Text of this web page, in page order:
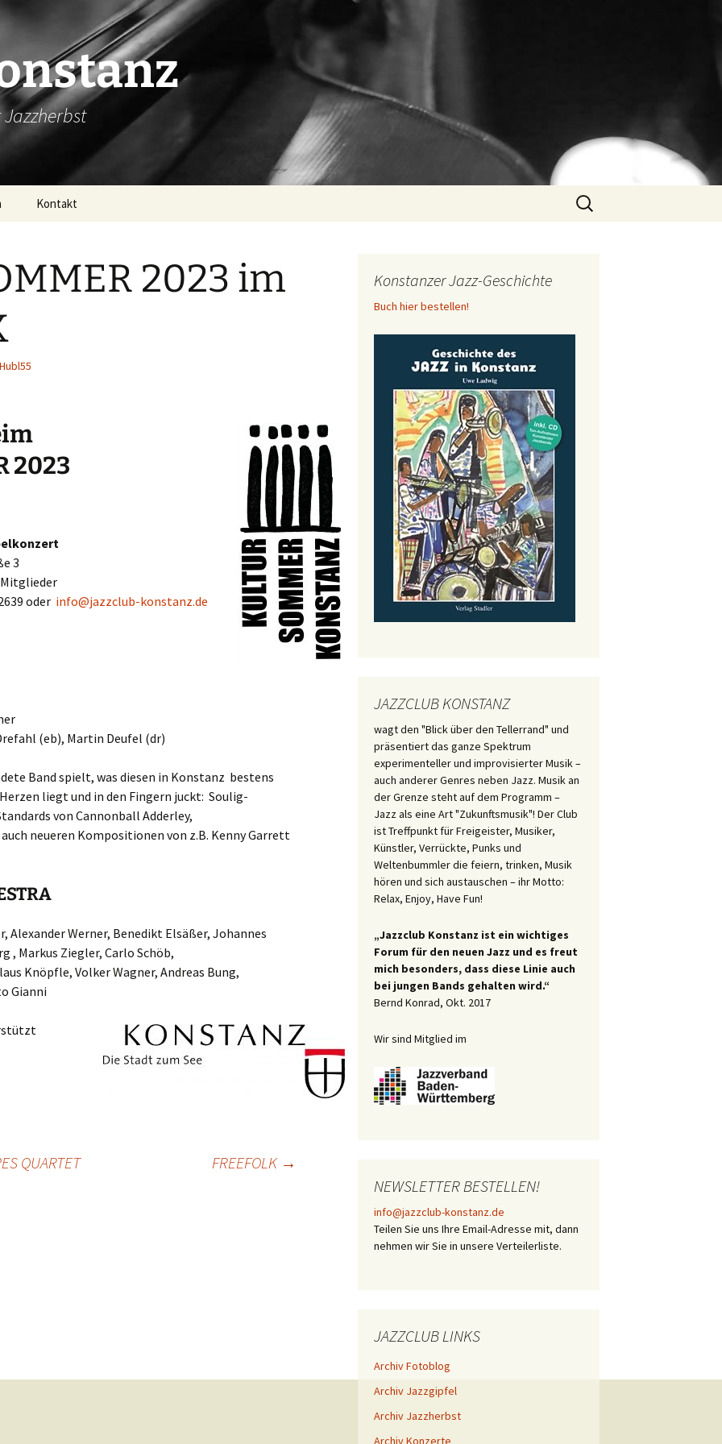
Kontakt
Suchen
nach:
2023 im
Hubl55
2023
3
oder info@jazzclub-konstanz.de
(eb), Martin Deufel (dr)
Band spielt, was diesen in Konstanz bestens
liegt und in den Fingern juckt: Soulig-
von Cannonball Adderley,
neueren Kompositionen von z.B. Kenny Garrett
Alexander Werner, Benedikt Elsäßer, Johannes
, Markus Ziegler, Carlo Schöb,
Knöpfle, Volker Wagner, Andreas Bung,
Gianni
QUARTET FREEFOLK →
Konstanzer Jazz-Geschichte
Buch hier bestellen!
JAZZCLUB KONSTANZ
wagt den "Blick über den Tellerrand" und
präsentiert das ganze Spektrum
experimenteller und improvisierter Musik –
auch anderer Genres neben Jazz. Musik an
der Grenze steht auf dem Programm –
Jazz als eine Art "Zukunftsmusik"! Der Club
ist Treffpunkt für Freigeister, Musiker,
Künstler, Verrückte, Punks und
Weltenbummler die feiern, trinken, Musik
hören und sich austauschen – ihr Motto:
Relax, Enjoy, Have Fun!
„Jazzclub Konstanz ist ein wichtiges
Forum für den neuen Jazz und es freut
mich besonders, dass diese Linie auch
bei jungen Bands gehalten wird.“
Bernd Konrad, Okt. 2017
Wir sind Mitglied im
NEWSLETTER BESTELLEN!
info@jazzclub-konstanz.de
Teilen Sie uns Ihre Email-Adresse mit, dann
nehmen wir Sie in unsere Verteilerliste.
JAZZCLUB LINKS
Archiv Fotoblog
Archiv Jazzgipfel
Archiv Jazzherbst
Archiv Konzerte